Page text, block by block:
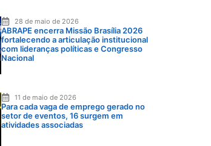
28 de maio de 2026
ABRAPE encerra Missão Brasília 2026
fortalecendo a articulação institucional
com lideranças políticas e Congresso
Nacional
11 de maio de 2026
Para cada vaga de emprego gerado no
setor de eventos, 16 surgem em
atividades associadas